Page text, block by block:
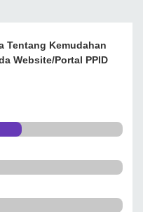
Tentang Kemudahan
Website/portal PPID